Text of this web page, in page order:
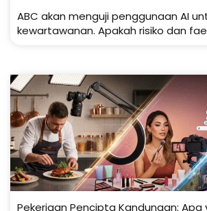
ABC akan menguji penggunaan AI
kewartawanan. Apakah risiko dan
Pekerjaan Pencipta Kandungan: Apa